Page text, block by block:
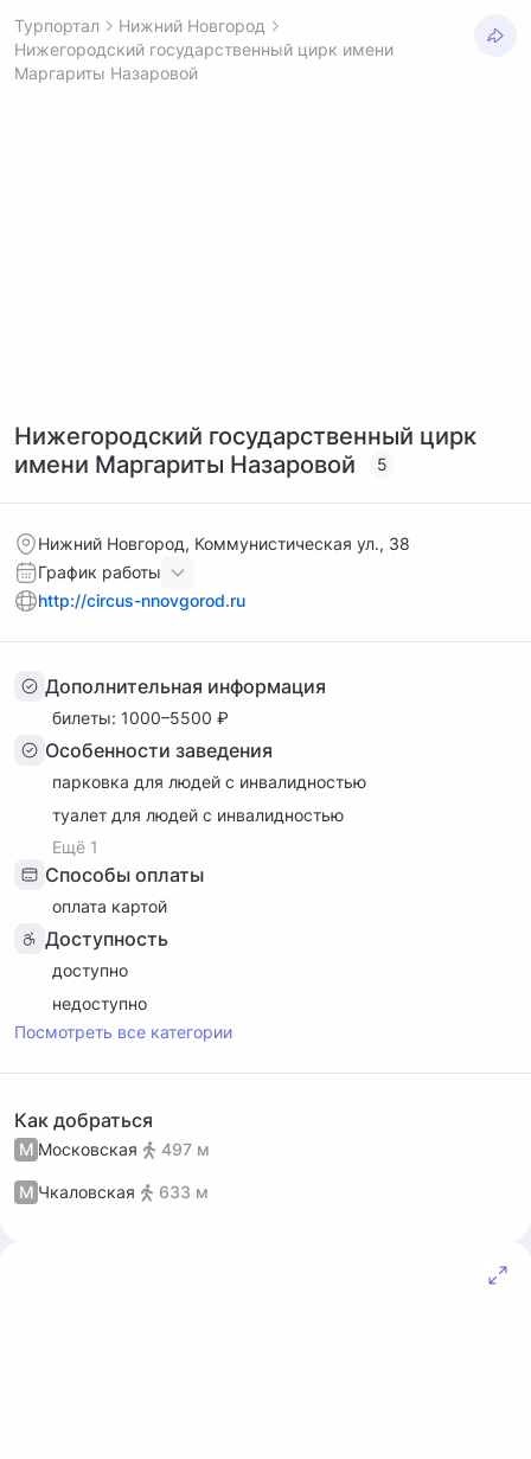
Турпортал
Нижний Новгород
Нижегородский государственный цирк имени
Маргариты Назаровой
Нижегородский государственный цирк
имени Маргариты Назаровой
5
Нижний Новгород, Коммунистическая ул., 38
График работы
http://circus-nnovgorod.ru
Дополнительная информация
билеты: 1000–5500 ₽
Особенности заведения
парковка для людей с инвалидностью
туалет для людей с инвалидностью
Ещё 1
Способы оплаты
оплата картой
Доступность
доступно
недоступно
Посмотреть все категории
Как добраться
М Московская 497 м
М Чкаловская 633 м